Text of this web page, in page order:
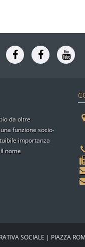
da oltre
funzione socio-
importanza
nome
SOCIALE | PIAZZA